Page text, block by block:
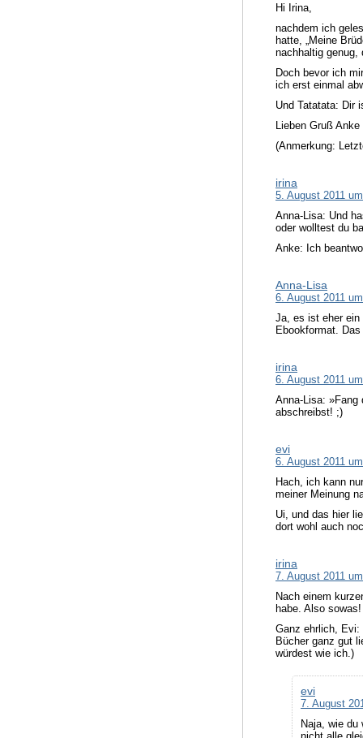
Hi Irina,
nachdem ich
hatte, „Meine
nachhaltig genug,
Doch bevor ich
ich erst einmal
Und Tatatata: Dir
Lieben Gruß Anke
(Anmerkung:
irina
5. August 2011
Anna-Lisa: Und
oder wolltest du
Anke: Ich
Anna-Lisa
6. August 2011
Ja, es ist eher ein
Ebookformat.
irina
6. August 2011
Anna-Lisa: »Fang
abschreibst! ;)
evi
6. August 2011
Hach, ich kann
meiner Meinung
Ui, und das hier
dort wohl auch
irina
7. August 2011
Nach einem
habe. Also
Ganz ehrlich, Evi:
Bücher ganz gut
würdest wie ich.)
evi
7. August
Naja, wie